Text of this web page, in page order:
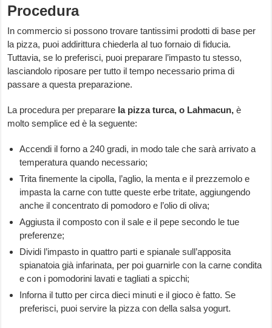
Procedura
In commercio si possono trovare tantissimi prodotti di base per
la pizza, puoi addirittura chiederla al tuo fornaio di fiducia.
Tuttavia, se lo preferisci, puoi preparare l’impasto tu stesso,
lasciandolo riposare per tutto il tempo necessario prima di
passare a questa preparazione.
La procedura per preparare la pizza turca, o Lahmacun, è
molto semplice ed è la seguente:
Accendi il forno a 240 gradi, in modo tale che sarà arrivato a
temperatura quando necessario;
Trita finemente la cipolla, l’aglio, la menta e il prezzemolo e
impasta la carne con tutte queste erbe tritate, aggiungendo
anche il concentrato di pomodoro e l’olio di oliva;
Aggiusta il composto con il sale e il pepe secondo le tue
preferenze;
Dividi l’impasto in quattro parti e spianale sull’apposita
spianatoia già infarinata, per poi guarnirle con la carne condita
e con i pomodorini lavati e tagliati a spicchi;
Inforna il tutto per circa dieci minuti e il gioco è fatto. Se
preferisci, puoi servire la pizza con della salsa yogurt.